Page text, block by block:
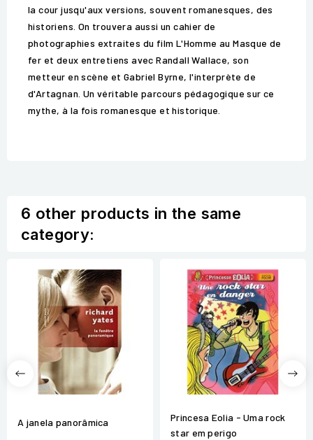
la cour jusqu'aux versions, souvent romanesques, des
historiens. On trouvera aussi un cahier de
photographies extraites du film L'Homme au Masque de
fer et deux entretiens avec Randall Wallace, son
metteur en scène et Gabriel Byrne, l'interprète de
d'Artagnan. Un véritable parcours pédagogique sur ce
mythe, à la fois romanesque et historique.
6 other products in the same
category:
A janela panorâmica
Princesa Eolia - Uma rock
star em perigo